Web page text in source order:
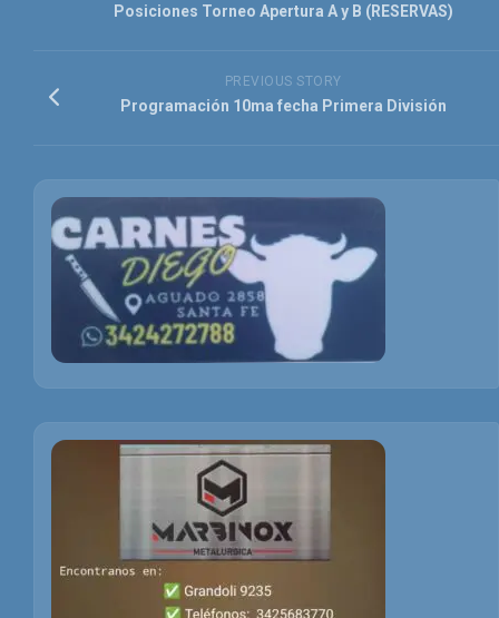
Posiciones Torneo Apertura A y B (RESERVAS)
PREVIOUS STORY
Programación 10ma fecha Primera División